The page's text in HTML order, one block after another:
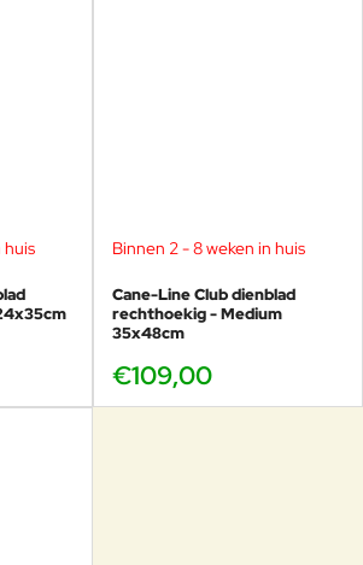
huis Binnen 2 - 8 weken in huis
Cane-Line Club dienblad
rechthoekig - Medium
35x48cm
€109,00